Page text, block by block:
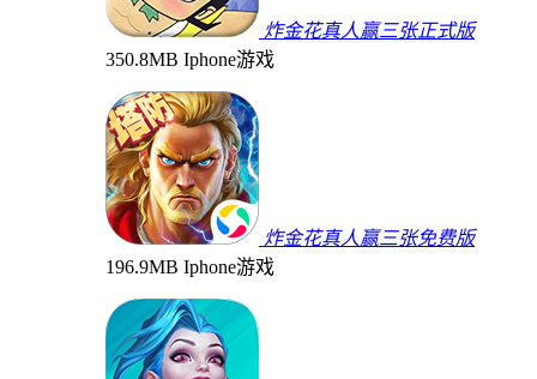
炸金花真人赢三张正式版
350.8MB Iphone游戏
炸金花真人赢三张免费版
196.9MB Iphone游戏